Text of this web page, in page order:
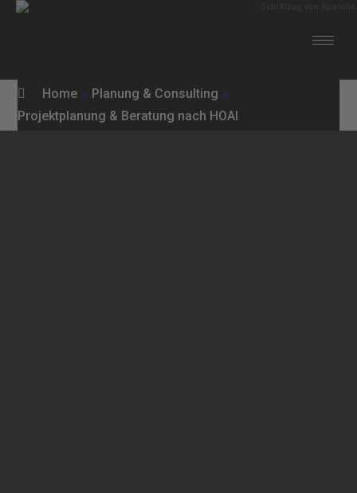
Home » Planung & Consulting »
Projektplanung & Beratung nach HOAI